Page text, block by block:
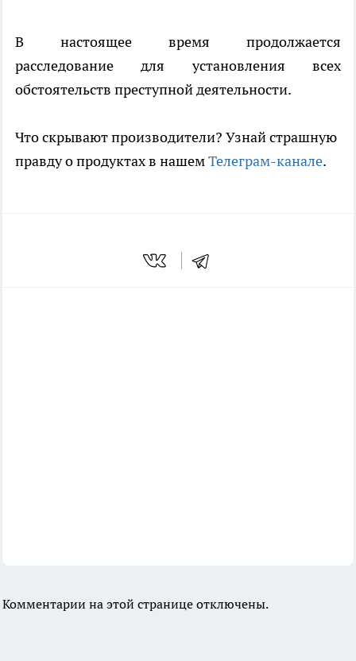
В настоящее время продолжается
расследование для установления всех
обстоятельств преступной деятельности.
Что скрывают производители? Узнай страшную
правду о продуктах в нашемТелеграм-канале.
Комментарии на этой странице отключены.